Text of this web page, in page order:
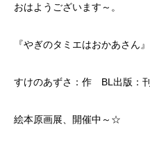
おはようございます～。
『やぎのタミエはおかあさん』
すけのあずさ：作 BL出版：刊
絵本原画展、開催中～☆